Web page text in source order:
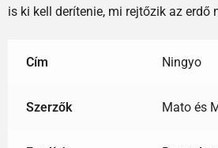
is ki kell derítenie, mi rejtőzik az erdő
Cím Ningyo
Szerzők Mato és